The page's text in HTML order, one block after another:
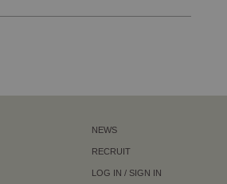
NEWS
RECRUIT
LOG IN / SIGN IN